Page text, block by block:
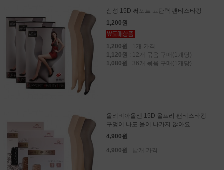
삼성 15D 써포트 고탄력 팬티스타킹
1,200원
1,200원 : 1개 가격
1,120원 : 12개 묶음 구매(1개당)
1,080원 : 36개 묶음 구매(1개당)
올리비아올센 15D 올프리 팬티스타킹
구멍이 나도 올이 나가지 않아요
4,900원
4,900원 : 낱개 가격